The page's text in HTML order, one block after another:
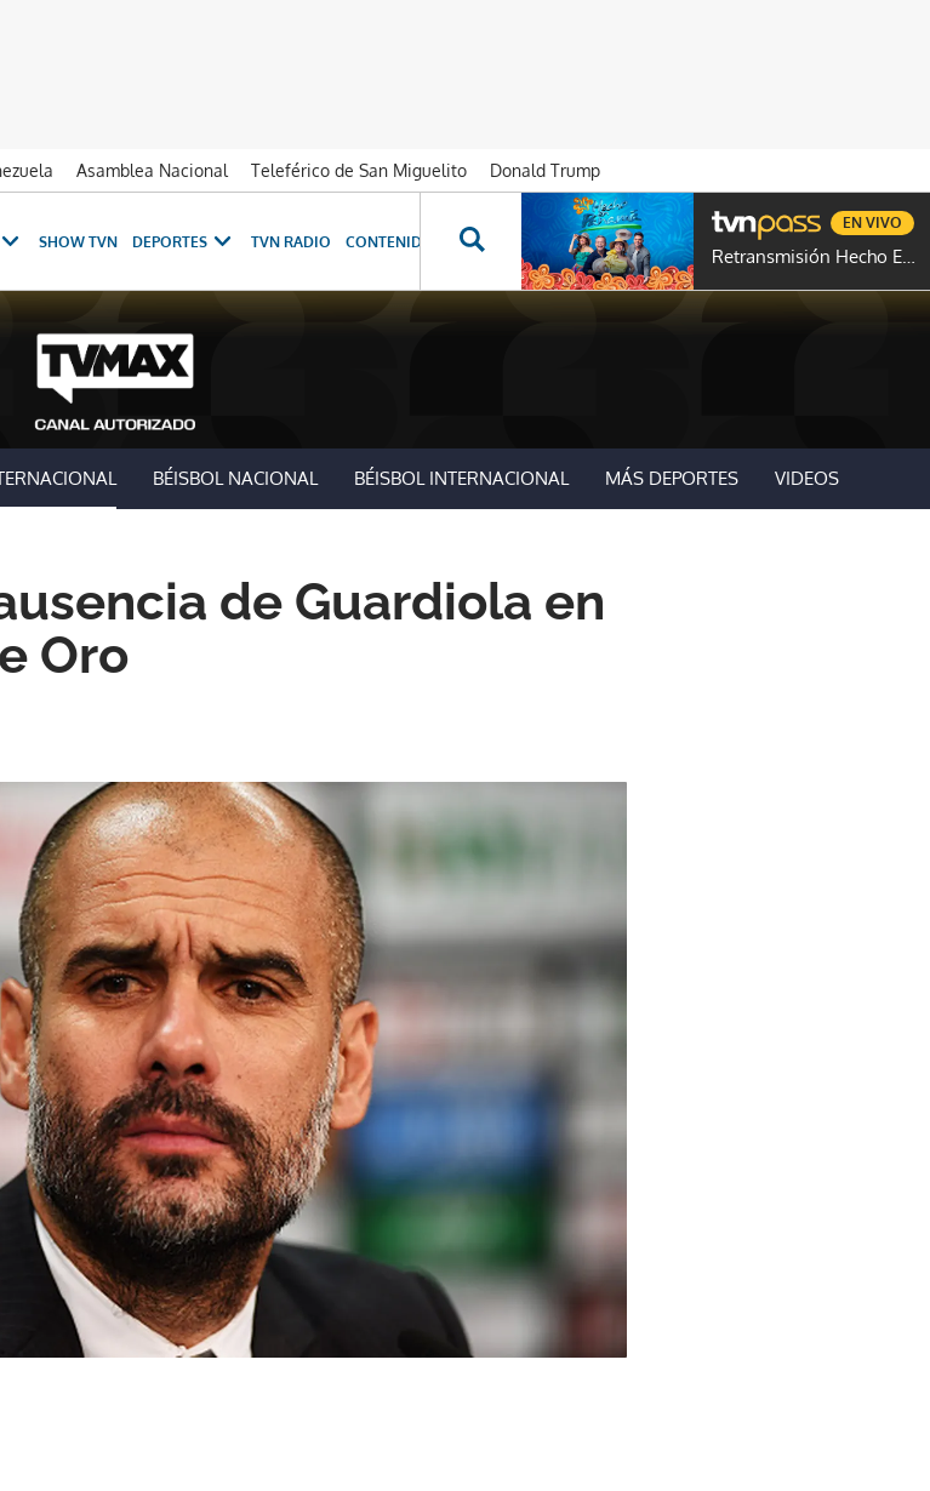
Asamblea Nacional Teleférico de San Miguelito
Donald Trump
SHOW TVN DEPORTES TVN RADIO CONTENIDOS ESPECIALES NOVELAS PROGRAMAS GENTE TVN
Retransmisión Hecho En Panamá
EN VIVO
BÉISBOL NACIONAL BÉISBOL INTERNACIONAL MÁS DEPORTES VIDEOS
de Guardiola en
Oro